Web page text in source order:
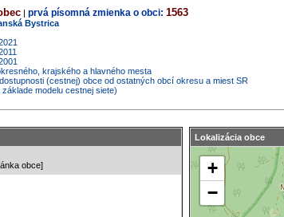
| prvá písomná zmienka o obci: 1563
Bystrica
krajského a hlavného mesta
(cestnej) obce od ostatných obcí okresu a miest SR
modelu cestnej siete)
obce]
Lokalizácia obce